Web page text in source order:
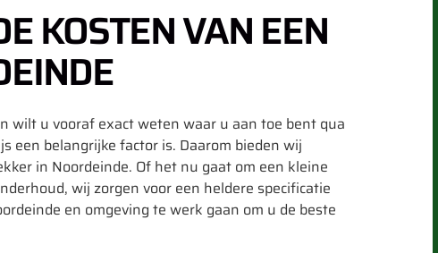
KOSTEN VAN EEN
wilt u vooraf exact weten waar u aan toe bent qua
een belangrijke factor is. Daarom bieden wij
in Noordeinde. Of het nu gaat om een kleine
wij zorgen voor een heldere specificatie
en omgeving te werk gaan om u de beste